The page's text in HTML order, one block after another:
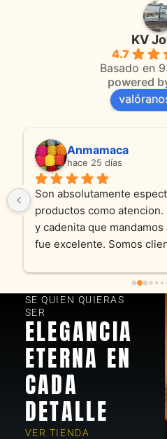
KV
4.7
Basado en
powered
Anmamaca
hace 25 días
Son absolutamente
productos como
y cadenita que
fue excelente. Somos
SE QUIEN QUIERAS
SER
ELEGANCIA
ETERNA EN
CADA
DETALLE
VER TIENDA